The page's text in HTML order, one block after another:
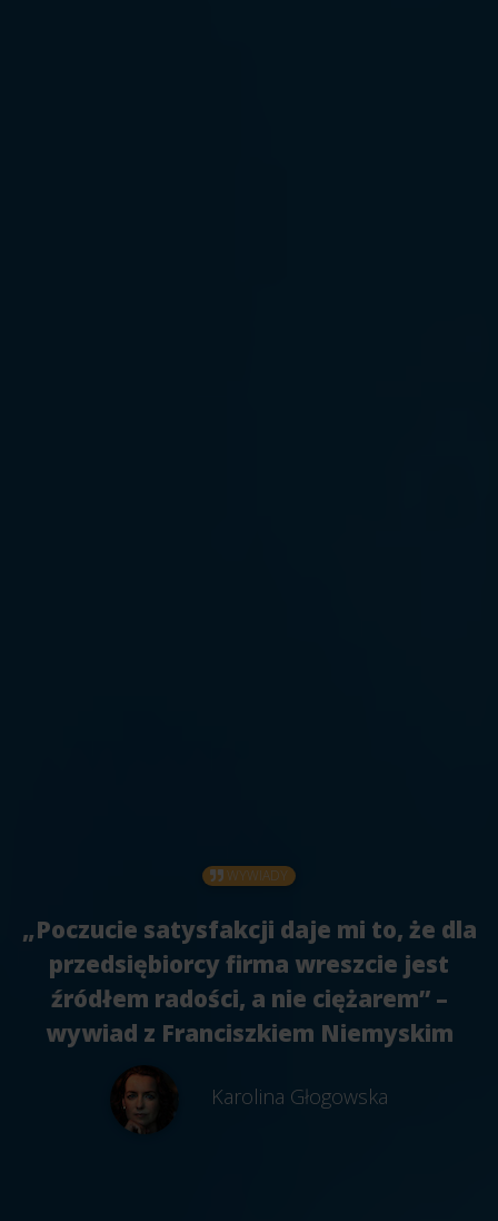
WYWIADY
„Poczucie satysfakcji daje mi to, że dla
przedsiębiorcy firma wreszcie jest
źródłem radości, a nie ciężarem” –
wywiad z Franciszkiem Niemyskim
Karolina Głogowska